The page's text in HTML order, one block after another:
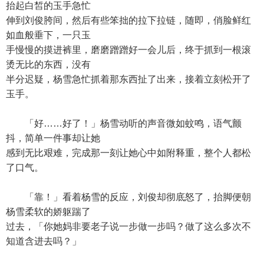
抬起白皙的玉手急忙
伸到刘俊胯间，然后有些笨拙的拉下拉链，随即，俏脸鲜红
如血般垂下，一只玉
手慢慢的摸进裤里，磨磨蹭蹭好一会儿后，终于抓到一根滚
烫无比的东西，没有
半分迟疑，杨雪急忙抓着那东西扯了出来，接着立刻松开了
玉手。
「好……好了！」杨雪动听的声音微如蚊鸣，语气颤
抖，简单一件事却让她
感到无比艰难，完成那一刻让她心中如附释重，整个人都松
了口气。
「靠！」看着杨雪的反应，刘俊却彻底怒了，抬脚便朝
杨雪柔软的娇躯踹了
过去，「你她妈非要老子说一步做一步吗？做了这么多次不
知道含进去吗？」